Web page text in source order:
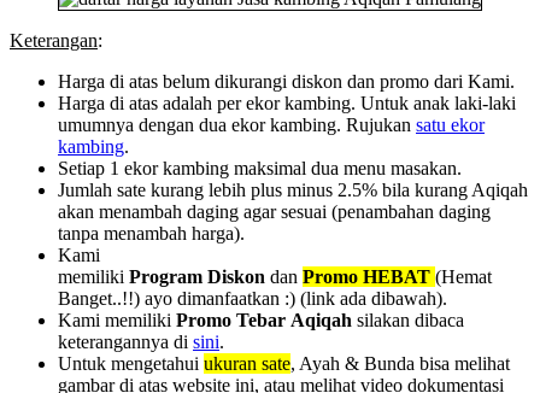
Keterangan:
Harga di atas belum dikurangi diskon dan promo dari Kami.
Harga di atas adalah per ekor kambing. Untuk anak laki-laki
umumnya dengan dua ekor kambing. Rujukan satu ekor
kambing.
Setiap 1 ekor kambing maksimal dua menu masakan.
Jumlah sate kurang lebih plus minus 2.5% bila kurang Aqiqah
akan menambah daging agar sesuai (penambahan daging
tanpa menambah harga).
Kami
memiliki Program Diskon dan Promo HEBAT (Hemat
Banget..!!) ayo dimanfaatkan :) (link ada dibawah).
Kami memiliki Promo Tebar Aqiqah silakan dibaca
keterangannya di sini.
Untuk mengetahui ukuran sate, Ayah & Bunda bisa melihat
gambar di atas website ini, atau melihat video dokumentasi